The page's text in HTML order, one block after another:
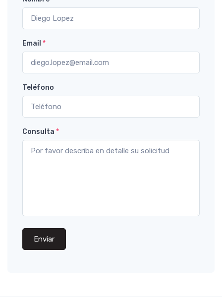
Email *
Teléfono
Consulta *
Enviar